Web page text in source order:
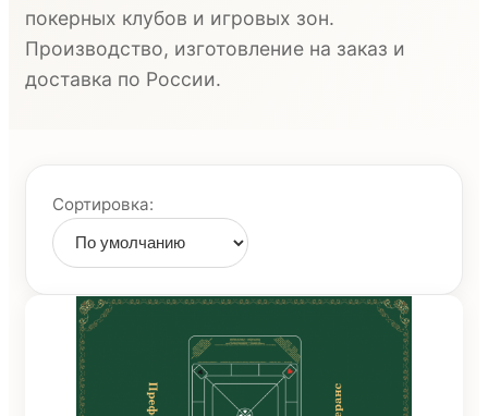
покерных клубов и игровых зон.
Производство, изготовление на заказ и
доставка по России.
Сортировка: